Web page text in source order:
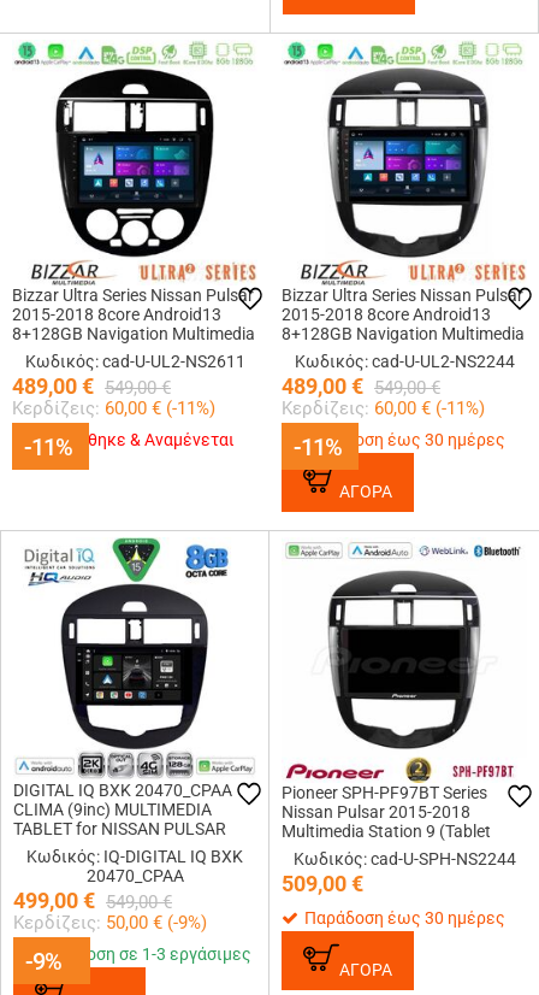
-11%
Bizzar Ultra Series Nissan Pulsar
2015-2018 8core Android13
8+128GB Navigation Multimedia
Tablet 9
Κωδικός: cad-U-UL2-NS2611
489,00€ 549,00 €
Κερδίζεις: 60,00 € (-11%)
-11%
Εξαντλήθηκε & Αναμένεται -11%
Bizzar Ultra Series Nissan Pulsar
2015-2018 8core Android13
8+128GB Navigation Multimedia
Tablet 9
Κωδικός: cad-U-UL2-NS2244
489,00€ 549,00 €
Κερδίζεις: 60,00 € (-11%)
-11%
Παράδοση έως 30 ημέρες
ΑΓΟΡΑ
-9%
DIGITAL IQ BXK 20470_CPAA
CLIMA (9inc) MULTIMEDIA
TABLET for NISSAN PULSAR
mod. 2014-2020
Κωδικός: IQ-DIGITAL IQ BXK
20470_CPAA
499,00€ 549,00 €
Κερδίζεις: 50,00 € (-9%)
-9%
Παράδοση σε 1-3 εργάσιμες
Pioneer SPH-PF97BT Series
Nissan Pulsar 2015-2018
Multimedia Station 9 (Tablet
Style) Με Carplay &amp; Android
Auto
Κωδικός: cad-U-SPH-NS2244
509,00€
Παράδοση έως 30 ημέρες
ΑΓΟΡΑ